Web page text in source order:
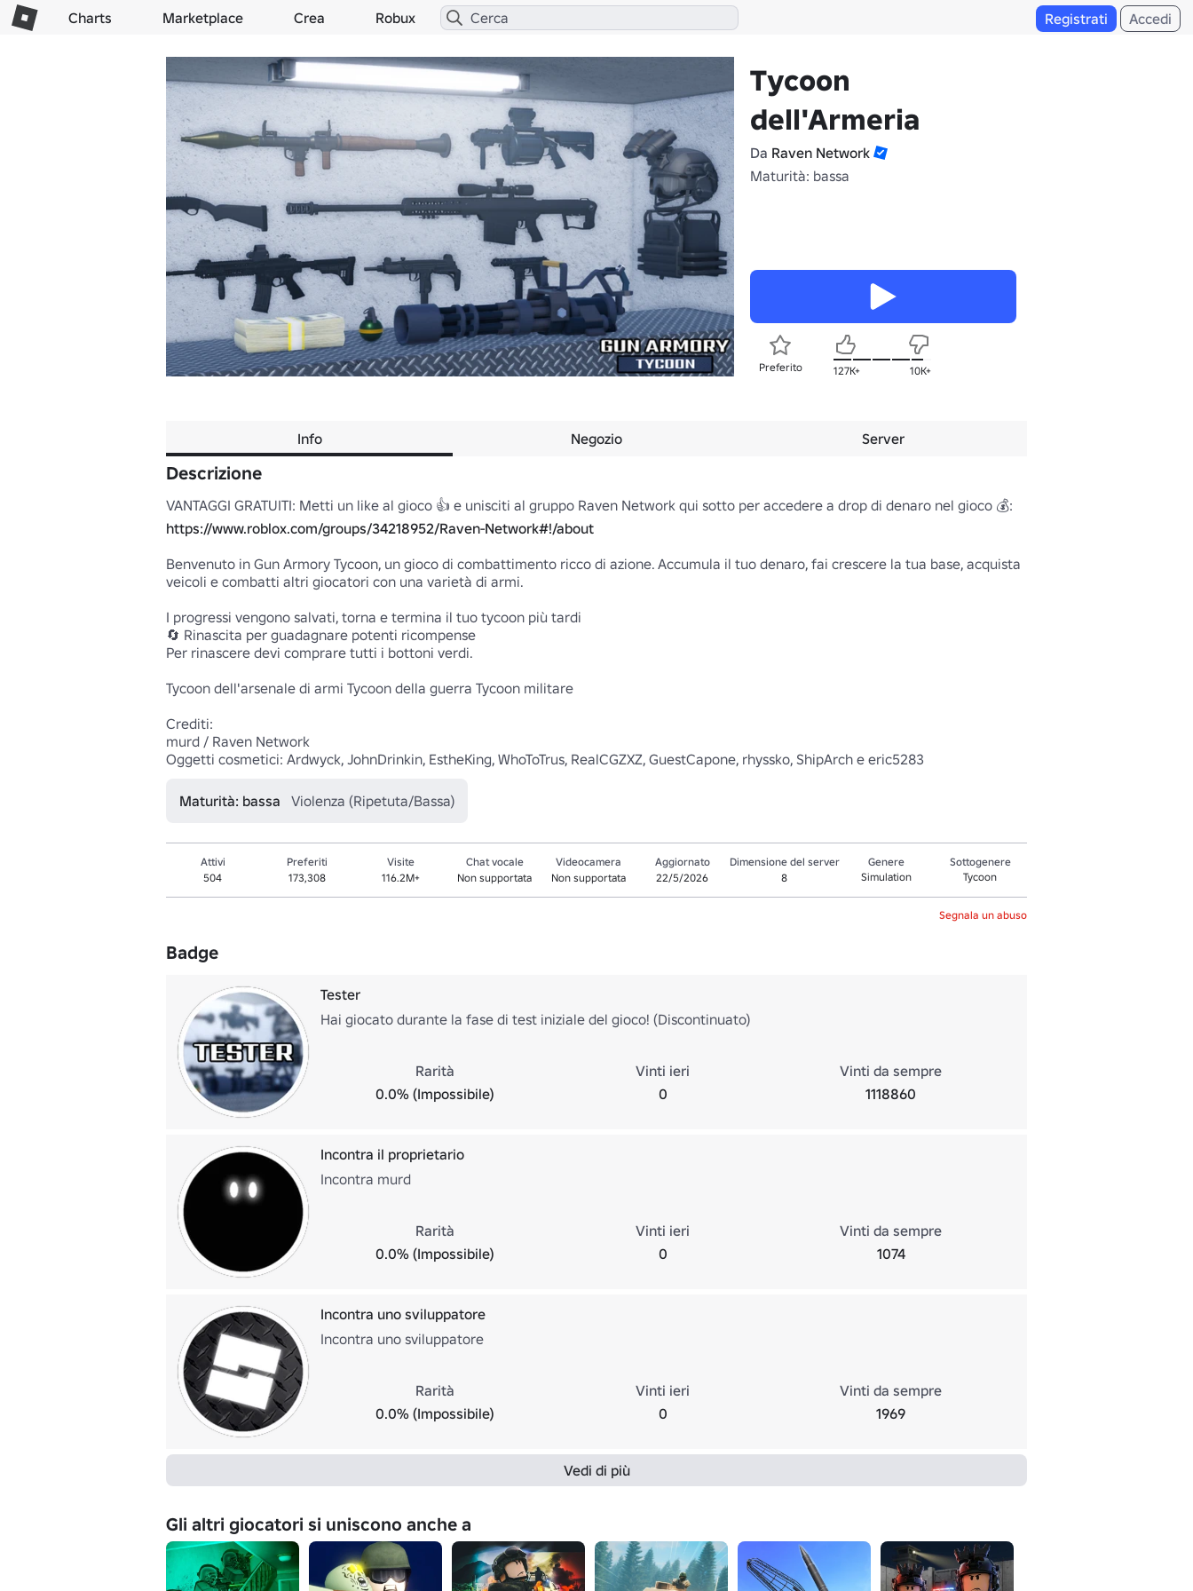
Charts Marketplace Crea Robux Registrati Accedi
Tycoon
dell'Armeria
Da Raven Network
Maturità: bassa
Preferito 127K+ 10K+
Info Negozio Server
Descrizione
https://www.roblox.com/groups/34218952/Raven-Network#!/about
Benvenuto in Gun Armory Tycoon, un gioco di combattimento ricco di azione. Accumula il tuo denaro, fai crescere la tua base, acquista
veicoli e combatti altri giocatori con una varietà di armi.
I progressi vengono salvati, torna e termina il tuo tycoon più tardi
🔄 Rinascita per guadagnare potenti ricompense
Per rinascere devi comprare tutti i bottoni verdi.
Tycoon dell'arsenale di armi Tycoon della guerra Tycoon militare
Crediti:
murd / Raven Network
Oggetti cosmetici: Ardwyck, JohnDrinkin, EstheKing, WhoToTrus, RealCGZXZ, GuestCapone, rhyssko, ShipArch e eric5283
Maturità: bassa Violenza (Ripetuta/Bassa)
Attivi
504
Preferiti
173,308
Visite
116.2M+
Chat vocale
Non supportata
Videocamera
Non supportata
Aggiornato
22/5/2026
Dimensione del server
8
Genere
Simulation
Sottogenere
Tycoon
Segnala un abuso
Badge
Tester
Hai giocato durante la fase di test iniziale del gioco! (Discontinuato)
Rarità
0.0% (Impossibile)
Vinti ieri
0
Vinti da sempre
1118860
Incontra il proprietario
Incontra murd
Rarità
0.0% (Impossibile)
Vinti ieri
0
Vinti da sempre
1074
Incontra uno sviluppatore
Incontra uno sviluppatore
Rarità
0.0% (Impossibile)
Vinti ieri
0
Vinti da sempre
1969
Vedi di più
Gli altri giocatori si uniscono anche a